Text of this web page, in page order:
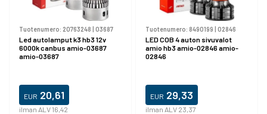
Tuotenumero: 20763248 | 03687
Led autolamput k3 hb3 12v
6000k canbus amio-03687
amio-03687
EUR 20,61
ilman ALV 16,42
Tuotenumero: 8490199 | 02846
LED COB 4 auton sivuvalot
amio hb3 amio-02846 amio-
02846
EUR 29,33
ilman ALV 23,37